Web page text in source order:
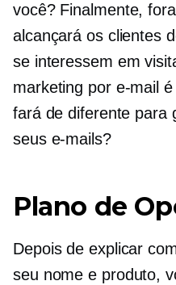
você? Finalmente,
alcançará os clientes
se interessem em
marketing por e-mail
fará de diferente para
seus e-mails?
Plano de
Depois de explicar
seu nome e produto,